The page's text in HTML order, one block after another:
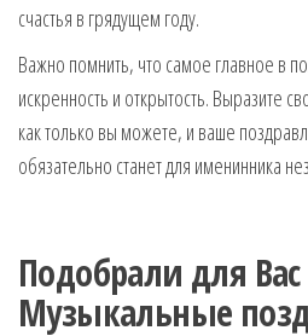
счастья в грядущем году.
Важно помнить, что самое главное в
искренность и открытость. Выразите
как только вы можете, и ваше
обязательно станет для именинника
Подобрали для
Музыкальные